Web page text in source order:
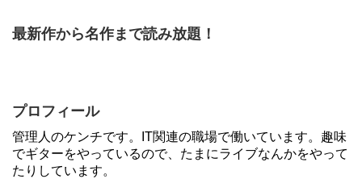
最新作から名作まで読み放題！
プロフィール
管理人のケンチです。IT関連の職場で働いています。趣味
でギターをやっているので、たまにライブなんかをやって
たりしています。